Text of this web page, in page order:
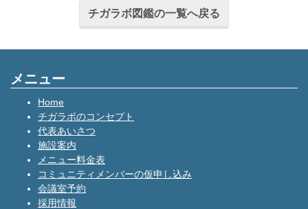
チガラボ図鑑の一覧へ戻る
メニュー
Home
チガラボのコンセプト
代表あいさつ
施設案内
メニュー料金表
コミュニティメンバーの仮申し込み
会議室予約
採用情報